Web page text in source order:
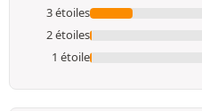
3 étoiles
2 étoiles
1 étoile